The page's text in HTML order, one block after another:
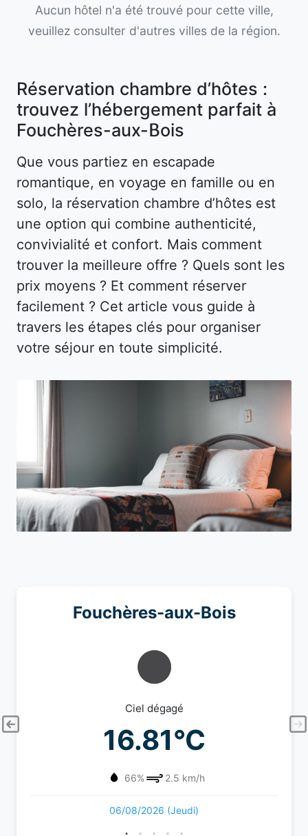
Aucun hôtel n'a été trouvé pour cette ville,
veuillez consulter d'autres villes de la région.
Réservation chambre d’hôtes :
trouvez l’hébergement parfait à
Fouchères-aux-Bois
Que vous partiez en escapade
romantique, en voyage en famille ou en
solo, la réservation chambre d’hôtes est
une option qui combine authenticité,
convivialité et confort. Mais comment
trouver la meilleure offre ? Quels sont les
prix moyens ? Et comment réserver
facilement ? Cet article vous guide à
travers les étapes clés pour organiser
votre séjour en toute simplicité.
Fouchères-aux-Bois
Ciel dégagé
16.81°C
66% 2.5 km/h
06/08/2026 (Jeudi)